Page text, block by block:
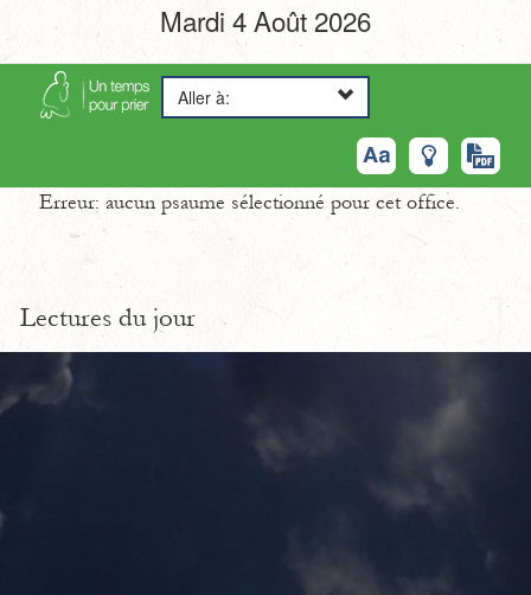
Mardi 4 Août 2026
Aller à:
Erreur: aucun psaume sélectionné pour cet office.
Lectures du jour